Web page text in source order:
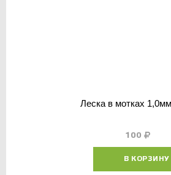
Леска в мотках
100
В КОРЗИНУ